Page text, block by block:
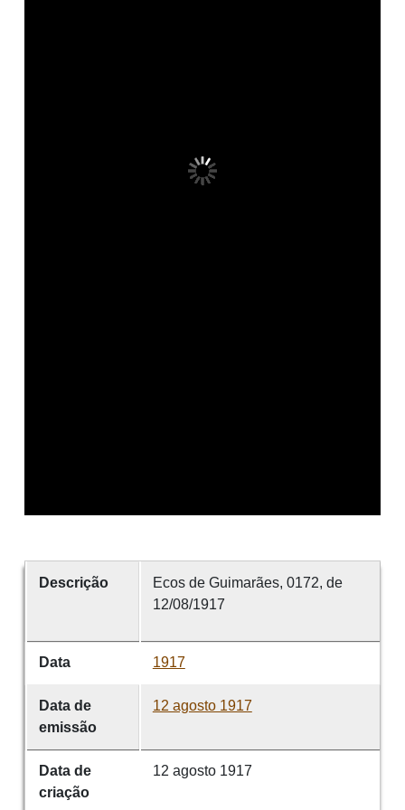
Descrição
Ecos de Guimarães, 0172, de
12/08/1917
Data 1917
Data de
emissão
12 agosto 1917
Data de
criação
12 agosto 1917